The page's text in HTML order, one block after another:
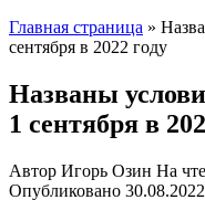
Главная страница »
сентября в 2022 году
Названы
1 сентября в
Автор Игорь Озин На
Опубликовано 30.08.2022